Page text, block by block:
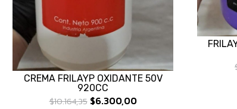
CREMA FRILAYP OXIDANTE 50V
920CC
$10.164,35$6.300,00